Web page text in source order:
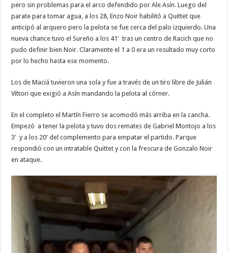
pero sin problemas para el arco defendido por Ale Asín. Luego del
parate para tomar agua, a los 28, Enzo Noir habilitó a Quittet que
anticipó al arquero pero la pelota se fue cerca del palo izquierdo. Una
nueva chance tuvo el Sureño a los 41' tras un centro de Racich que no
pudo definir bien Noir. Claramente el 1 a 0 era un resultado muy corto
por lo hecho hasta ese momento.
Los de Maciá tuvieron una sola y fue a través de un tiro libre de Julián
Víttori que exigió a Asín mandando la pelota al córner.
En el completo el Martín Fierro se acomodó más arriba en la cancha.
Empezó a tener la pelota y tuvo dos remates de Gabriel Montojo a los
3' y a los 20' del complemento para empatar el partido. Parque
respondió con un intratable Quittet y con la frescura de Gonzalo Noir
en ataque.